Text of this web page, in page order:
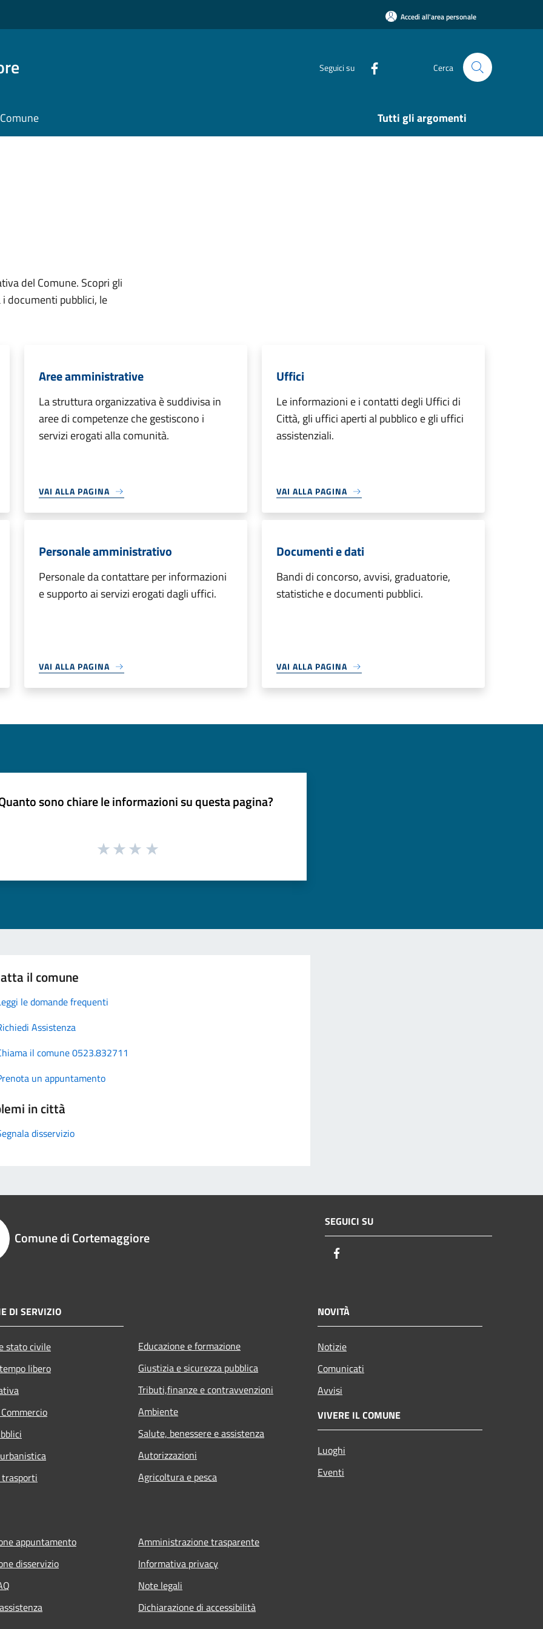
Accedi all'area personale
Seguici su Cerca
Tutti gli argomenti
del Comune. Scopri gli
documenti pubblici, le
Aree amministrative
La struttura organizzativa è suddivisa in
aree di competenze che gestiscono i
servizi erogati alla comunità.
VAI ALLA PAGINA
Uffici
Le informazioni e i contatti degli Uffici di
Città, gli uffici aperti al pubblico e gli uffici
assistenziali.
VAI ALLA PAGINA
Personale amministrativo
Personale da contattare per informazioni
e supporto ai servizi erogati dagli uffici.
VAI ALLA PAGINA
Documenti e dati
Bandi di concorso, avvisi, graduatorie,
statistiche e documenti pubblici.
VAI ALLA PAGINA
sono chiare le informazioni su questa pagina?
il comune
le domande frequenti
Assistenza
il comune 0523.832711
un appuntamento
in città
disservizio
Comune di Cortemaggiore
SEGUICI SU
DI SERVIZIO
stato civile
libero
Educazione e formazione
Giustizia e sicurezza pubblica
Tributi,finanze e contravvenzioni
Ambiente
Salute, benessere e assistenza
Autorizzazioni
Agricoltura e pesca
NOVITÀ
Notizie
Comunicati
Avvisi
VIVERE IL COMUNE
Luoghi
Eventi
appuntamento
disservizio
Amministrazione trasparente
Informativa privacy
Note legali
Dichiarazione di accessibilità